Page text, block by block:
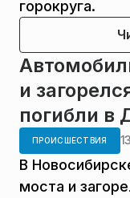
горокруга.
и
погибли в
ПРОИСШЕСТВИЯ
В
моста и